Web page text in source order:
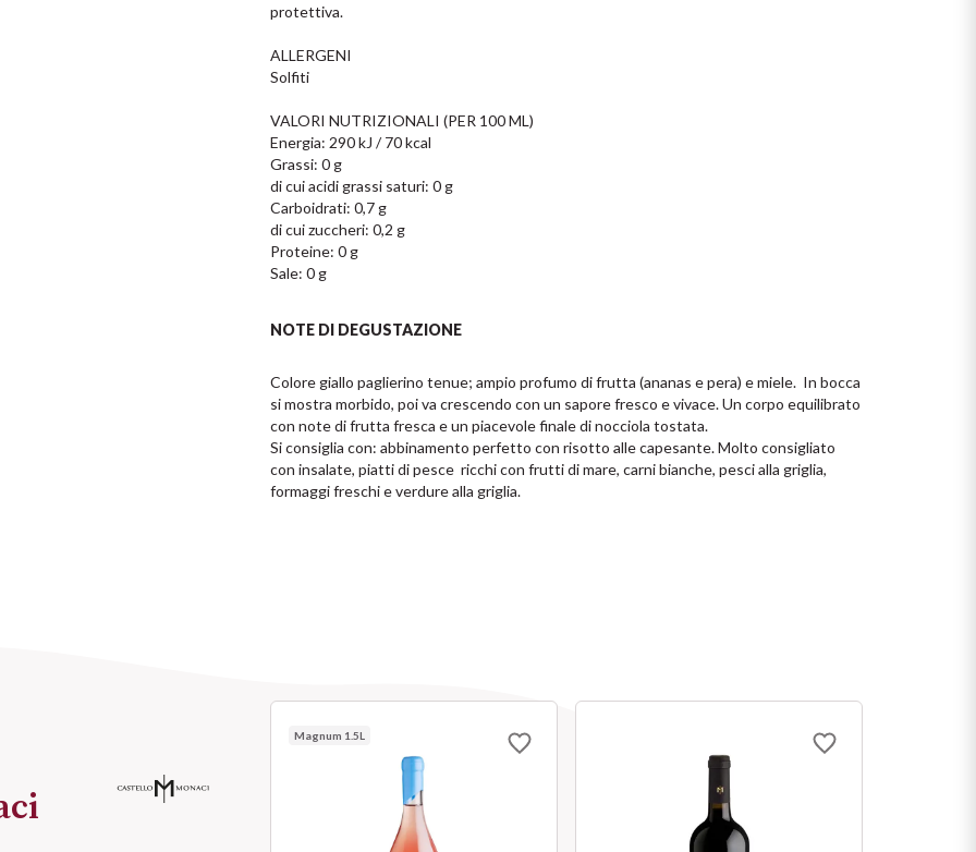
protettiva.
ALLERGENI
Solfiti
VALORI NUTRIZIONALI (PER 100 ML)
Energia: 290 kJ / 70 kcal
Grassi: 0 g
di cui acidi grassi saturi: 0 g
Carboidrati: 0,7 g
di cui zuccheri: 0,2 g
Proteine: 0 g
Sale: 0 g
NOTE DI DEGUSTAZIONE
Colore giallo paglierino tenue; ampio profumo di frutta (ananas e pera) e miele.  In bocca
si mostra morbido, poi va crescendo con un sapore fresco e vivace. Un corpo equilibrato
con note di frutta fresca e un piacevole finale di nocciola tostata.
Si consiglia con: abbinamento perfetto con risotto alle capesante. Molto consigliato
con insalate, piatti di pesce  ricchi con frutti di mare, carni bianche, pesci alla griglia,
formaggi freschi e verdure alla griglia.
Magnum 1.5L